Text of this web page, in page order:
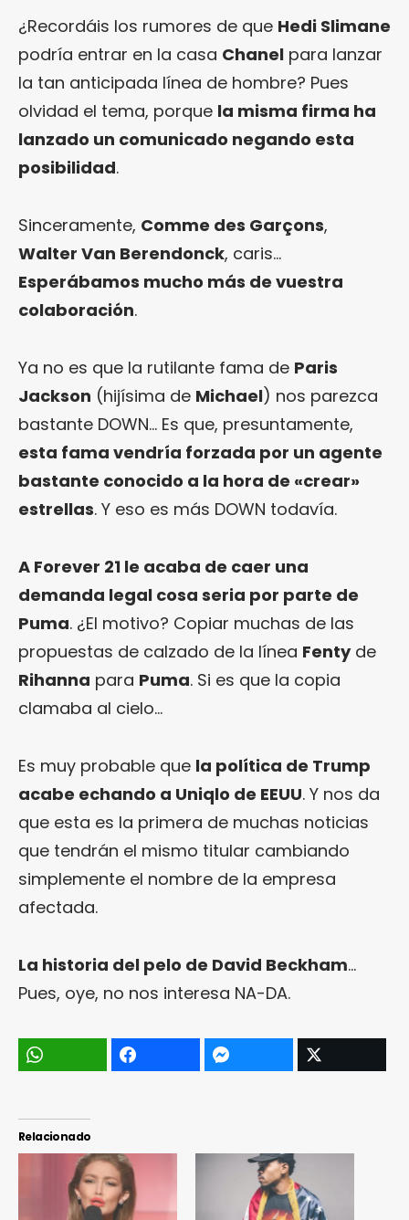
¿Recordáis los rumores de que Hedi Slimane
podría entrar en la casa Chanel para lanzar
la tan anticipada línea de hombre? Pues
olvidad el tema, porque la misma firma ha
lanzado un comunicado negando esta
posibilidad.
Sinceramente, Comme des Garçons,
Walter Van Berendonck, caris…
Esperábamos mucho más de vuestra
colaboración.
Ya no es que la rutilante fama de Paris
Jackson (hijísima de Michael) nos parezca
bastante DOWN… Es que, presuntamente,
esta fama vendría forzada por un agente
bastante conocido a la hora de «crear»
estrellas. Y eso es más DOWN todavía.
A Forever 21 le acaba de caer una
demanda legal cosa seria por parte de
Puma. ¿El motivo? Copiar muchas de las
propuestas de calzado de la línea Fentyde
Rihanna para Puma. Si es que la copia
clamaba al cielo…
Es muy probable que la política de Trump
acabe echando a Uniqlo de EEUU. Y nos da
que esta es la primera de muchas noticias
que tendrán el mismo titular cambiando
simplemente el nombre de la empresa
afectada.
La historia del pelo de David Beckham…
Pues, oye, no nos interesa NA-DA.
Relacionado